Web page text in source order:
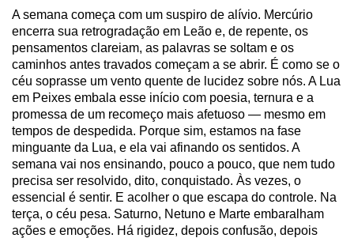
A semana começa com um suspiro de alívio. Mercúrio
encerra sua retrogradação em Leão e, de repente, os
pensamentos clareiam, as palavras se soltam e os
caminhos antes travados começam a se abrir. É como se o
céu soprasse um vento quente de lucidez sobre nós. A Lua
em Peixes embala esse início com poesia, ternura e a
promessa de um recomeço mais afetuoso — mesmo em
tempos de despedida. Porque sim, estamos na fase
minguante da Lua, e ela vai afinando os sentidos. A
semana vai nos ensinando, pouco a pouco, que nem tudo
precisa ser resolvido, dito, conquistado. Às vezes, o
essencial é sentir. E acolher o que escapa do controle. Na
terça, o céu pesa. Saturno, Netuno e Marte embaralham
ações e emoções. Há rigidez, depois confusão, depois